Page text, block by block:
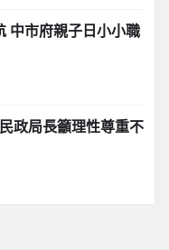
中市府親子日小小職
政局長籲理性尊重不